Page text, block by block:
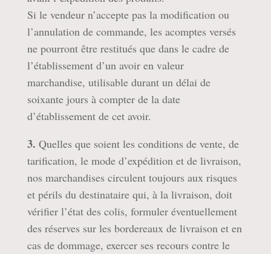
Si le vendeur n’accepte pas la modification ou
l’annulation de commande, les acomptes versés
ne pourront être restitués que dans le cadre de
l’établissement d’un avoir en valeur
marchandise, utilisable durant un délai de
soixante jours à compter de la date
d’établissement de cet avoir.
3. Quelles que soient les conditions de vente, de
tarification, le mode d’expédition et de livraison,
nos marchandises circulent toujours aux risques
et périls du destinataire qui, à la livraison, doit
vérifier l’état des colis, formuler éventuellement
des réserves sur les bordereaux de livraison et en
cas de dommage, exercer ses recours contre le